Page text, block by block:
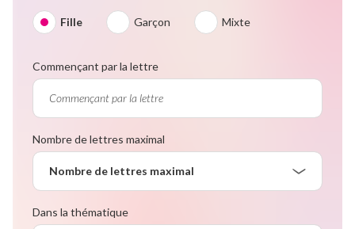
Fille Garçon Mixte
Commençant par la lettre
Nombre de lettres maximal
Nombre de lettres maximal
Dans la thématique